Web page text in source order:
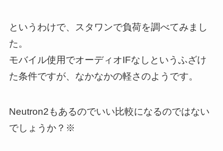
というわけで、スタワンで負荷を調べてみまし
た。
モバイル使用でオーディオIFなしというふざけ
た条件ですが、なかなかの軽さのようです。
Neutron2もあるのでいい比較になるのではない
でしょうか？※